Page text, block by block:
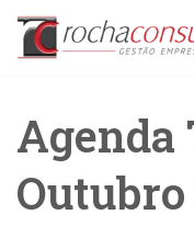
Pular
para
Outubro